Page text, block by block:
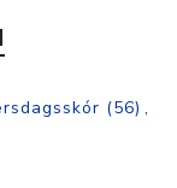
(56) ,